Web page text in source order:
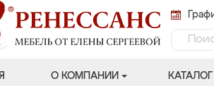
О КОМПАНИИ КАТАЛОГ